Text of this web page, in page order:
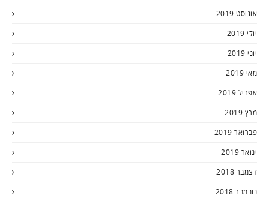
אוגוסט 2019
יולי 2019
יוני 2019
מאי 2019
אפריל 2019
מרץ 2019
פברואר 2019
ינואר 2019
דצמבר 2018
נובמבר 2018